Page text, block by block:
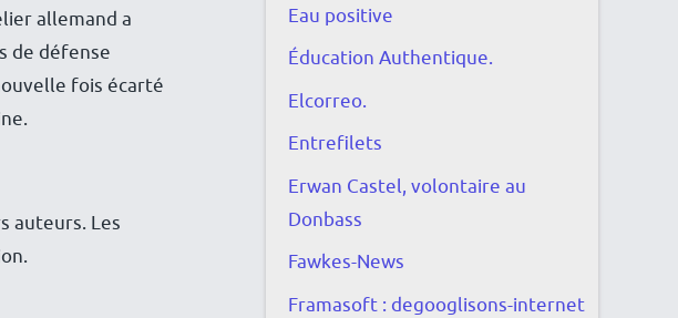
allemand a
de défense
fois écarté
auteurs. Les
Eau positive
Éducation Authentique.
Elcorreo.
Entrefilets
Erwan Castel, volontaire au
Donbass
Fawkes-News
Framasoft : degooglisons-internet